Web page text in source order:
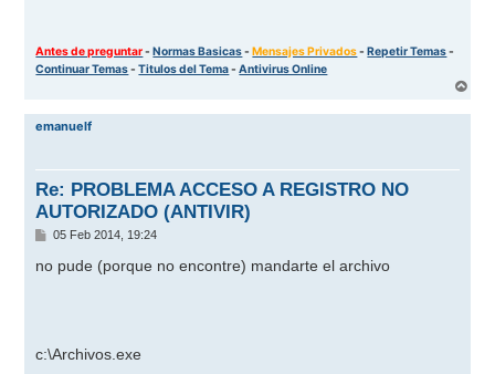
Antes de preguntar-Normas Basicas-Mensajes Privados-Repetir Temas-
Continuar Temas-Titulos del Tema-Antivirus Online
r
emanuelf
Re: PROBLEMA ACCESO A REGISTRO NO
AUTORIZADO (ANTIVIR)
M
n
05 Feb 2014, 19:24
no pude (porque no encontre) mandarte el archivo
c:\Archivos.exe